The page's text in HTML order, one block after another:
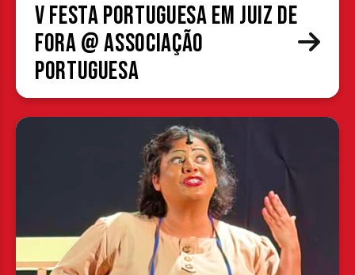
V Festa Portuguesa em Juiz de
Fora @ Associação
Portuguesa